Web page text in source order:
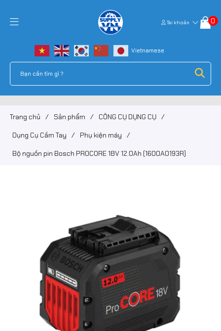
Tài khoản 0
Trang chủ / Sản phẩm / CÔNG CỤ DỤNG CỤ /
Dụng Cụ Cầm Tay / Phụ kiện máy /
Bộ nguồn pin Bosch PROCORE 18V 12.0Ah (1600A0193R)